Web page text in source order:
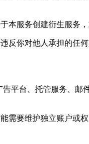
服务创建衍生服务
反你对他人承担的任何
平台、托管服务、邮
需要维护独立账户或权